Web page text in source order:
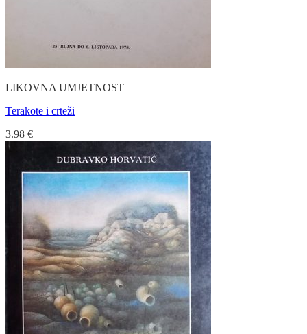
LIKOVNA UMJETNOST
Terakote i crteži
3.98 €